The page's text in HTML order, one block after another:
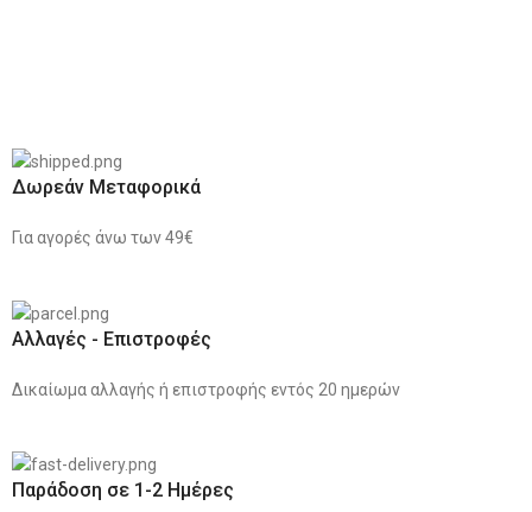
Δωρεάν Μεταφορικά
Για αγορές άνω των 49€
Αλλαγές - Επιστροφές
Δικαίωμα αλλαγής ή επιστροφής εντός 20 ημερών
Παράδοση σε 1-2 Ημέρες